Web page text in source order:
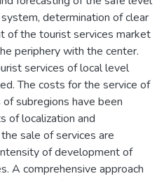
determination of clear
of the tourist services market
periphery with the center.
services of local level
The costs for the service of
subregions have been
of localization and
sale of services are
of development of
A comprehensive approach